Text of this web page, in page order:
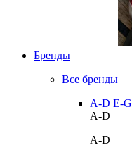
Бренды
Все бренды
A-D E-G
A-D
A-D